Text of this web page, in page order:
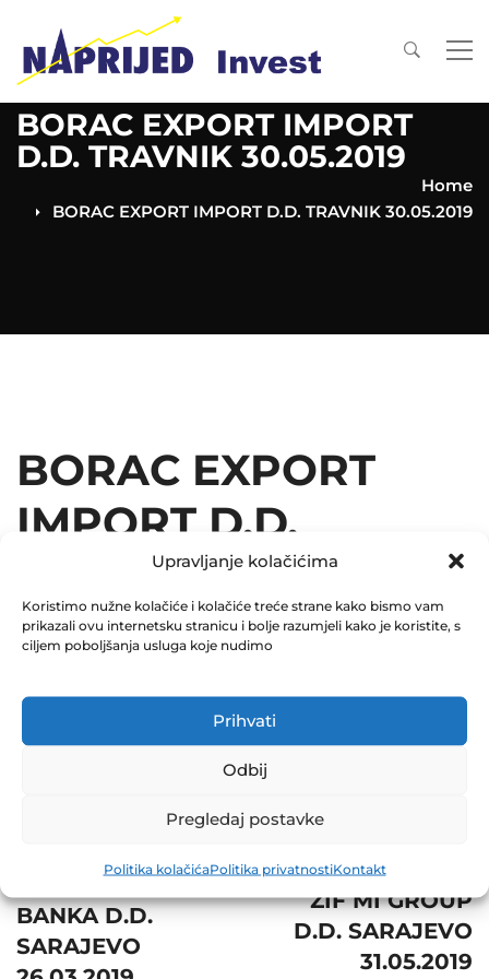
Upravljanje kolačićima
Koristimo nužne kolačiće i kolačiće treće strane kako bismo vam
prikazali ovu internetsku stranicu i bolje razumjeli kako je koristite, s
ciljem poboljšanja usluga koje nudimo
Prihvati
Odbij
Pregledaj postavke
Politika kolačićaPolitika privatnostiKontakt
BORAC EXPORT IMPORT
D.D. TRAVNIK 30.05.2019
Home
BORAC EXPORT IMPORT D.D. TRAVNIK 30.05.2019
BORAC EXPORT
IMPORT D.D.
TRAVNIK 30.05.2019
May 30, 2019
0 Comments
Share
navigation
PRIVREDNA
BANKA D.D.
SARAJEVO
ZIF MI GROUP
D.D. SARAJEVO
31.05.2019